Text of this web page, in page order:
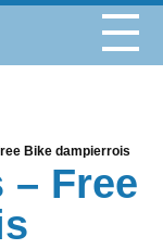
Bike dampierrois
Free